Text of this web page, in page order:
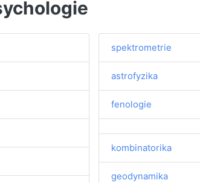
spektrometrie
astrofyzika
fenologie
kombinatorika
geodynamika